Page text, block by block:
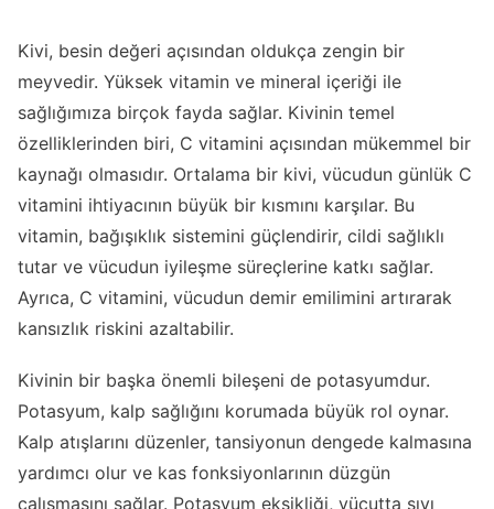
Kivi, besin değeri açısından oldukça zengin bir
meyvedir. Yüksek vitamin ve mineral içeriği ile
sağlığımıza birçok fayda sağlar. Kivinin temel
özelliklerinden biri, C vitamini açısından mükemmel bir
kaynağı olmasıdır. Ortalama bir kivi, vücudun günlük C
vitamini ihtiyacının büyük bir kısmını karşılar. Bu
vitamin, bağışıklık sistemini güçlendirir, cildi sağlıklı
tutar ve vücudun iyileşme süreçlerine katkı sağlar.
Ayrıca, C vitamini, vücudun demir emilimini artırarak
kansızlık riskini azaltabilir.
Kivinin bir başka önemli bileşeni de potasyumdur.
Potasyum, kalp sağlığını korumada büyük rol oynar.
Kalp atışlarını düzenler, tansiyonun dengede kalmasına
yardımcı olur ve kas fonksiyonlarının düzgün
çalışmasını sağlar. Potasyum eksikliği, vücutta sıvı